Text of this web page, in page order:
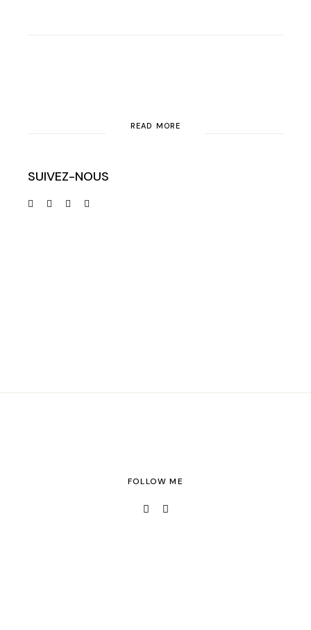
READ MORE
SUIVEZ-NOUS
FOLLOW ME